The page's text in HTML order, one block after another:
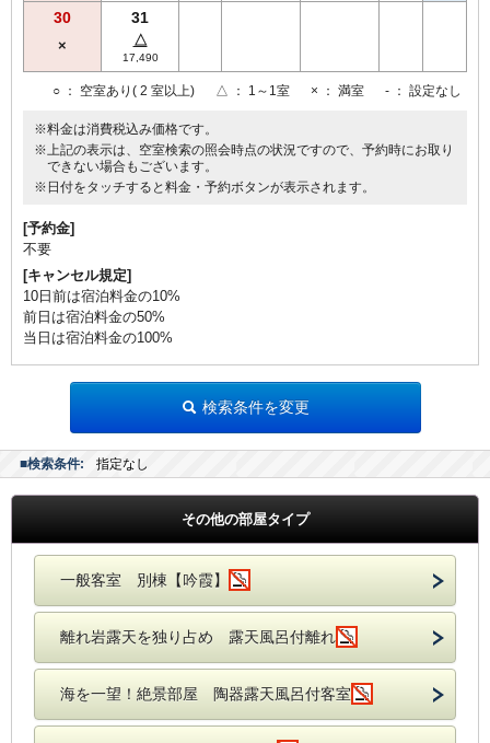
30
×
31
△
17,490
○ ： 空室あり( 2 室以上) △ ： 1～1室 × ： 満室 - ： 設定なし
※料金は消費税込み価格です。
※上記の表示は、空室検索の照会時点の状況ですので、予約時にお取り
できない場合もございます。
※日付をタッチすると料金・予約ボタンが表示されます。
[予約金]
不要
[キャンセル規定]
10日前は宿泊料金の10%
前日は宿泊料金の50%
当日は宿泊料金の100%
検索条件を変更
■検索条件: 指定なし
その他の部屋タイプ
一般客室 別棟【吟霞】
離れ岩露天を独り占め 露天風呂付離れ
海を一望！絶景部屋 陶器露天風呂付客室